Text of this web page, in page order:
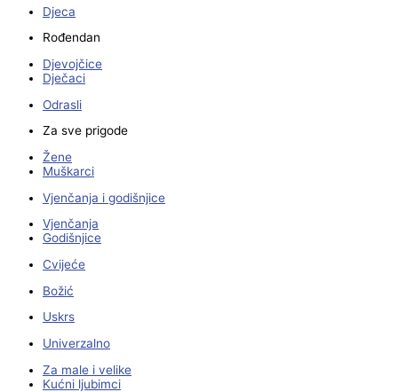
Djeca
Rođendan
Djevojčice
Dječaci
Odrasli
Za sve prigode
Žene
Muškarci
Vjenčanja i godišnjice
Vjenčanja
Godišnjice
Cvijeće
Božić
Uskrs
Univerzalno
Za male i velike
Kućni ljubimci